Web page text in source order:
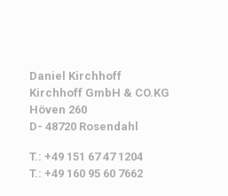
Daniel Kirchhoff
Kirchhoff GmbH & CO.KG
Höven 260
D- 48720 Rosendahl
T.: +49 151 67 47 1204
T.: +49 160 95 60 7662